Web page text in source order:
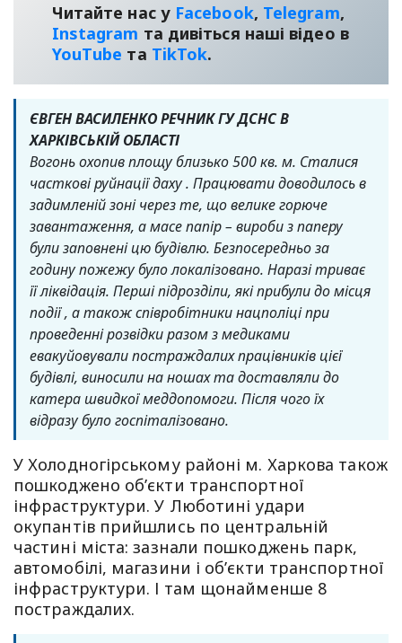
Читайте нас у Facebook, Telegram,
Instagram та дивіться наші відео в
YouТube та TikTok.
ЄВГЕН ВАСИЛЕНКО РЕЧНИК ГУ ДСНС В
ХАРКІВСЬКІЙ ОБЛАСТІ
Вогонь охопив площу близько 500 кв. м. Сталися
часткові руйнації даху . Працювати доводилось в
задимленій зоні через те, що велике горюче
завантаження, а масе папір – вироби з паперу
були заповнені цю будівлю. Безпосередньо за
годину пожежу було локалізовано. Наразі триває
її ліквідація. Перші підрозділи, які прибули до місця
події , а також співробітники нацполіці при
проведенні розвідки разом з медиками
евакуйовували постраждалих працівників цієї
будівлі, виносили на ношах та доставляли до
катера швидкої меддопомоги. Після чого їх
відразу було госпіталізовано.
У Холодногірському районі м. Харкова також
пошкоджено об’єкти транспортної
інфраструктури. У Люботині удари
окупантів прийшлись по центральній
частині міста: зазнали пошкоджень парк,
автомобілі, магазини і об’єкти транспортної
інфраструктури. І там щонайменше 8
постраждалих.